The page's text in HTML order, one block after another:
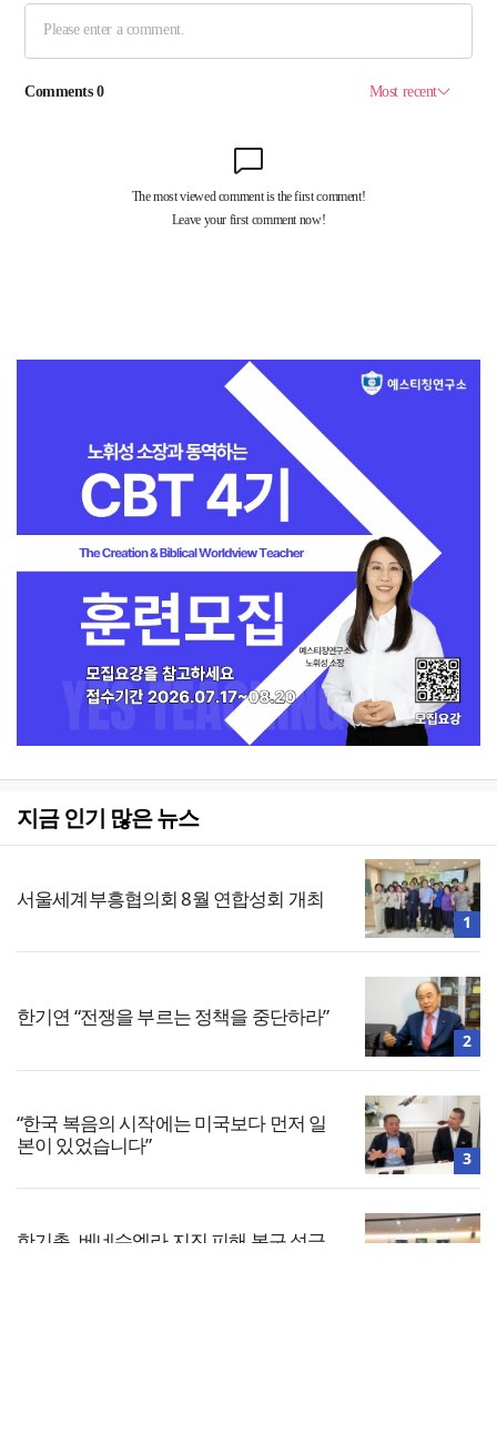
지금 인기 많은 뉴스
서울세계부흥협의회 8월 연합성회 개최
1
한기연 “전쟁을 부르는 정책을 중단하라”
2
“한국 복음의 시작에는 미국보다 먼저 일
본이 있었습니다”
3
한기총, 베네수엘라 지진 피해 복구 성금